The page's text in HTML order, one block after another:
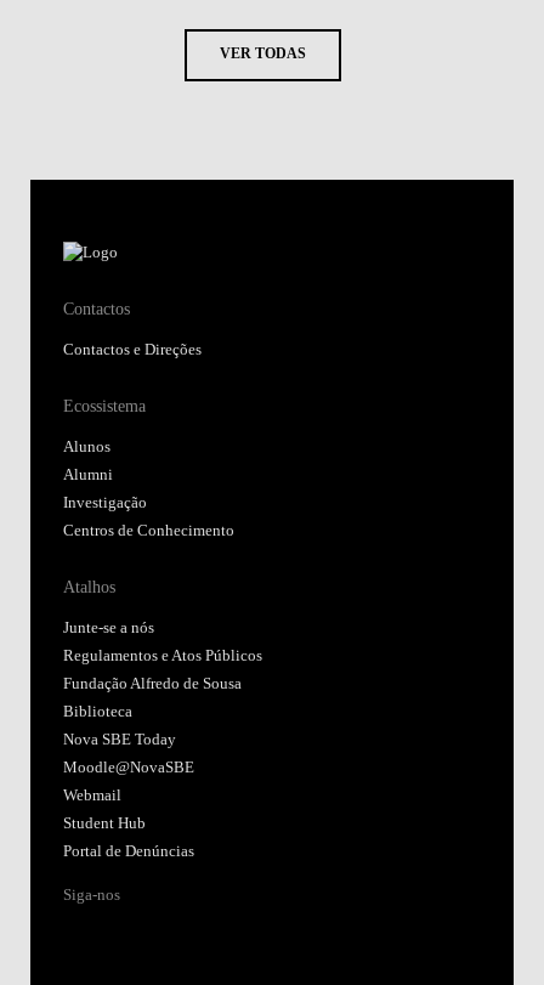
VER TODAS
Contactos
Contactos e Direções
Ecossistema
Alunos
Alumni
Investigação
Centros de Conhecimento
Atalhos
Junte-se a nós
Regulamentos e Atos Públicos
Fundação Alfredo de Sousa
Biblioteca
Nova SBE Today
Moodle@NovaSBE
Webmail
Student Hub
Portal de Denúncias
Siga-nos